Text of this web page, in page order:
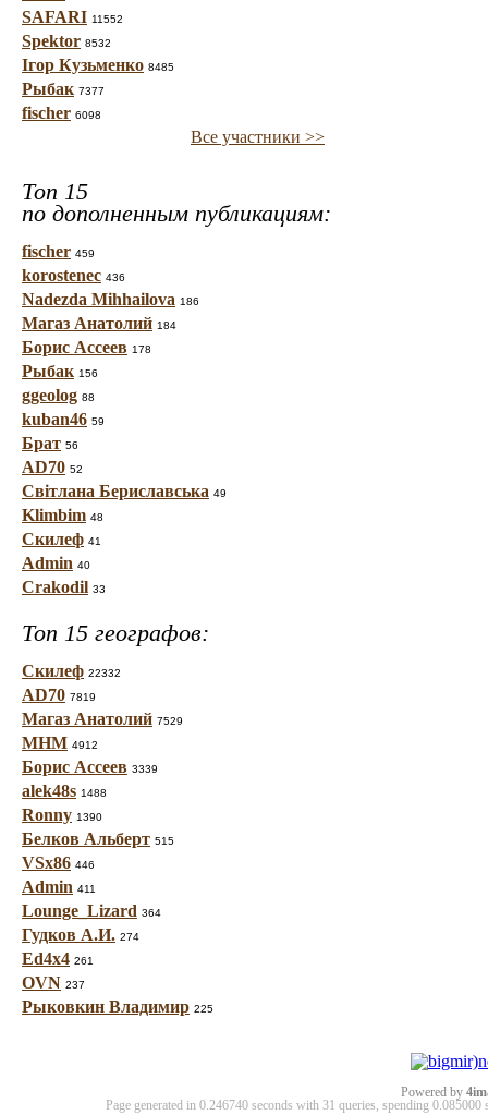
SAFARI 11552
Spektor 8532
Ігор Кузьменко 8485
Рыбак 7377
fischer 6098
Все участники >>
Топ 15
по дополненным публикациям:
fischer 459
korostenec 436
Nadezda Mihhailova 186
Магаз Анатолий 184
Борис Ассеев 178
Рыбак 156
ggeolog 88
kuban46 59
Брат 56
AD70 52
Світлана Бериславська 49
Klimbim 48
Скилеф 41
Admin 40
Crakodil 33
Топ 15 географов:
Скилеф 22332
AD70 7819
Магаз Анатолий 7529
МНМ 4912
Борис Ассеев 3339
alek48s 1488
Ronny 1390
Белков Альберт 515
VSx86 446
Admin 411
Lounge_Lizard 364
Гудков А.И. 274
Ed4x4 261
OVN 237
Рыковкин Владимир 225
Powered by
Page generated in 0.246740 seconds with 31 queries, spending